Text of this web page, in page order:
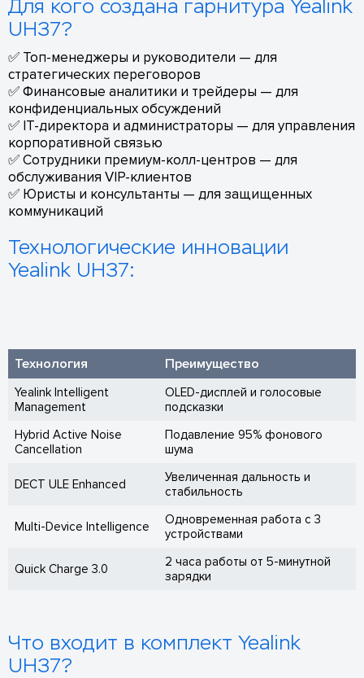
Для кого создана гарнитура Yealink
UH37?
✅ Топ-менеджеры и руководители — для
стратегических переговоров
✅ Финансовые аналитики и трейдеры — для
конфиденциальных обсуждений
✅ IT-директора и администраторы — для управления
корпоративной связью
✅ Сотрудники премиум-колл-центров — для
обслуживания VIP-клиентов
✅ Юристы и консультанты — для защищенных
коммуникаций
Технологические инновации
Yealink UH37:
Технология Преимущество
Yealink Intelligent
Management
OLED-дисплей и голосовые
подсказки
Hybrid Active Noise
Cancellation
Подавление 95% фонового
шума
DECT ULE Enhanced
Увеличенная дальность и
стабильность
Multi-Device Intelligence
Одновременная работа с 3
устройствами
Quick Charge 3.0
2 часа работы от 5-минутной
зарядки
Что входит в комплект Yealink
UH37?